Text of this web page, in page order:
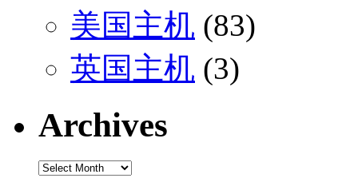
美国主机 (83)
英国主机 (3)
Archives
Archives